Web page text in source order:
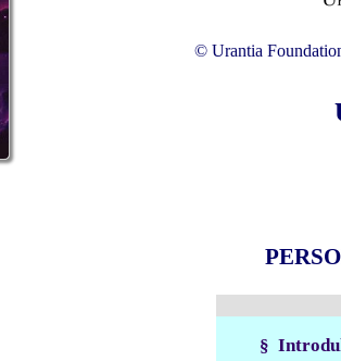
© Urantia
§